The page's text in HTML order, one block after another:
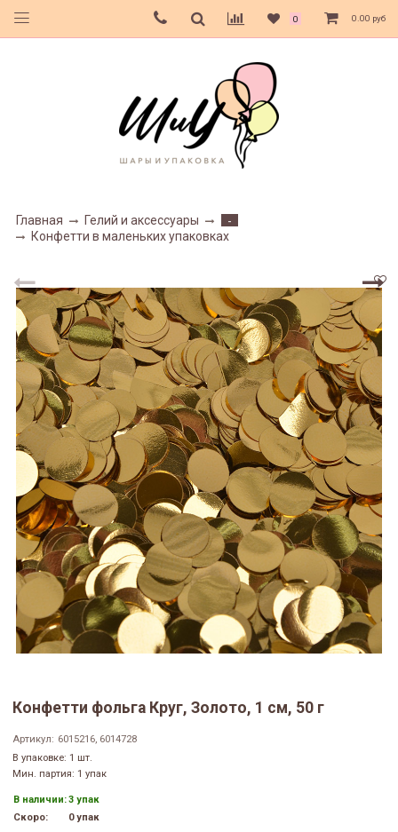
0 0.00 руб
Главная Гелий и аксессуары
-
Конфетти в маленьких упаковках
Конфетти фольга Круг, Золото, 1 см, 50 г
Артикул: 6015216, 6014728
В упаковке: 1 шт.
Мин. партия: 1 упак
В наличии:3 упак
Скоро:
0 упак